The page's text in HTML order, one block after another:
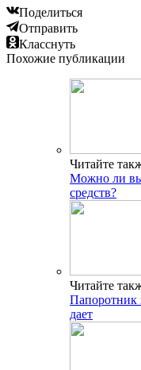
Поделиться
Отправить
Класснуть
Похожие публикации
Читайте
Можно ли
средств?
Читайте
Папоротник
дает